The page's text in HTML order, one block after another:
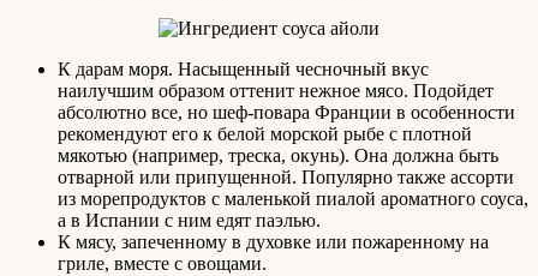
К дарам моря. Насыщенный чесночный вкус
наилучшим образом оттенит нежное мясо. Подойдет
абсолютно все, но шеф-повара Франции в особенности
рекомендуют его к белой морской рыбе с плотной
мякотью (например, треска, окунь). Она должна быть
отварной или припущенной. Популярно также ассорти
из морепродуктов с маленькой пиалой ароматного соуса,
а в Испании с ним едят паэлью.
К мясу, запеченному в духовке или пожаренному на
гриле, вместе с овощами.